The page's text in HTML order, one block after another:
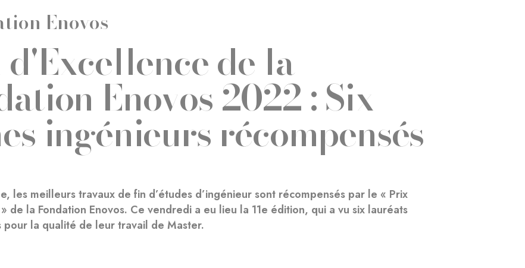
Enovos
de la
Enovos 2022 : Six
ingénieurs récompensés
les meilleurs travaux de fin d’études d’ingénieur sont récompensés par le « Prix
de la Fondation Enovos. Ce vendredi a eu lieu la 11e édition, qui a vu six lauréats
pour la qualité de leur travail de Master.